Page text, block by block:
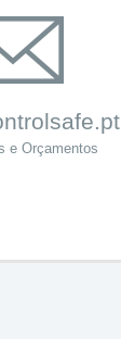
e Orçamentos